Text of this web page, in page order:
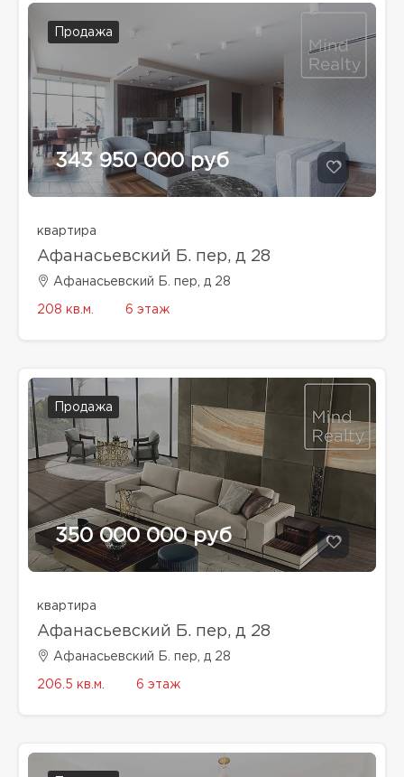
Продажа
343 950 000 руб
квартира
Афанасьевский Б. пер, д 28
Афанасьевский Б. пер, д 28
208 кв.м. 6 этаж
Продажа
350 000 000 руб
квартира
Афанасьевский Б. пер, д 28
Афанасьевский Б. пер, д 28
206.5 кв.м. 6 этаж